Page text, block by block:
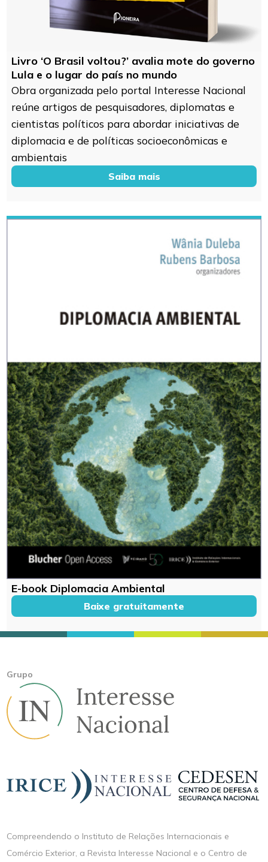
Livro ‘O Brasil voltou?’ avalia mote do governo
Lula e o lugar do país no mundo
Obra organizada pelo portal Interesse Nacional
reúne artigos de pesquisadores, diplomatas e
cientistas políticos para abordar iniciativas de
diplomacia e de políticas socioeconômicas e
ambientais
Saiba mais
E-book Diplomacia Ambiental
Baixe gratuitamente
Grupo
Compreendendo o Instituto de Relações Internacionais e
Comércio Exterior, a Revista Interesse Nacional e o Centro de